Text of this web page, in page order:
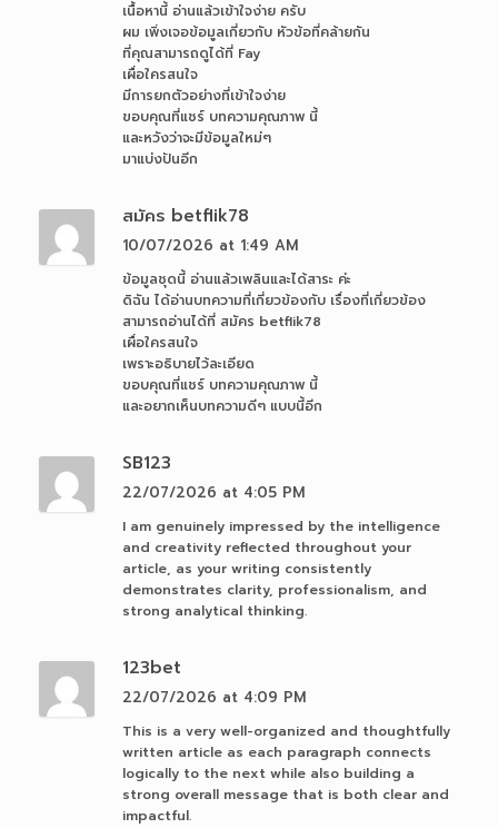
เนื้อหานี้ อ่านแล้วเข้าใจง่าย ครับ
ผม เพิ่งเจอข้อมูลเกี่ยวกับ หัวข้อที่คล้ายกัน
ที่คุณสามารถดูได้ที่ Fay
เผื่อใครสนใจ
มีการยกตัวอย่างที่เข้าใจง่าย
ขอบคุณที่แชร์ บทความคุณภาพ นี้
และหวังว่าจะมีข้อมูลใหม่ๆ
มาแบ่งปันอีก
สมัคร betflik78
10/07/2026 at 1:49 AM
ข้อมูลชุดนี้ อ่านแล้วเพลินและได้สาระ ค่ะ
ดิฉัน ได้อ่านบทความที่เกี่ยวข้องกับ เรื่องที่เกี่ยวข้อง
สามารถอ่านได้ที่ สมัคร betflik78
เผื่อใครสนใจ
เพราะอธิบายไว้ละเอียด
ขอบคุณที่แชร์ บทความคุณภาพ นี้
และอยากเห็นบทความดีๆ แบบนี้อีก
SB123
22/07/2026 at 4:05 PM
I am genuinely impressed by the intelligence
and creativity reflected throughout your
article, as your writing consistently
demonstrates clarity, professionalism, and
strong analytical thinking.
123bet
22/07/2026 at 4:09 PM
This is a very well-organized and thoughtfully
written article as each paragraph connects
logically to the next while also building a
strong overall message that is both clear and
impactful.